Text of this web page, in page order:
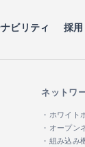
ビリティ 採用
ネットワ
・ホワイト
・オープン
・組み込み